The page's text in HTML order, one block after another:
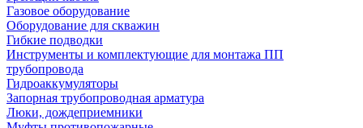
Газовое оборудование
Оборудование для скважин
Гибкие подводки
Инструменты и комплектующие для монтажа ПП
трубопровода
Гидроаккумуляторы
Запорная трубопроводная арматура
Люки, дождеприемники